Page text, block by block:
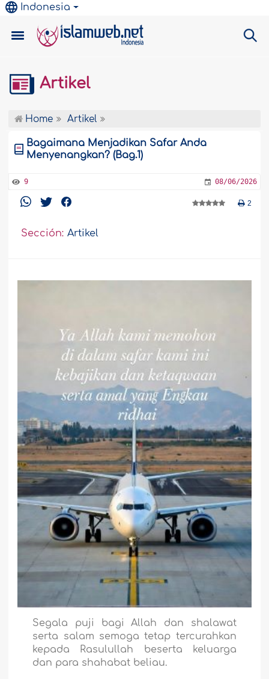
Indonesia
Artikel
Home Artikel
Bagaimana Menjadikan Safar Anda
Menyenangkan? (Bag.1)
9 08/06/2026
2
Sección: Artikel
Segala puji bagi Allah dan shalawat
serta salam semoga tetap tercurahkan
kepada Rasulullah beserta keluarga
dan para shahabat beliau.